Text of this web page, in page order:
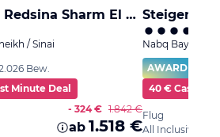
TUI MAGIC LIFE Redsina Sharm El Sheikh
/ Sinai
Bew.
Minute Deal
- 324 € 1.842 €
ab 1.518 €
Nabq Bay,
AWARD
40 €
Flug
All Inclusive